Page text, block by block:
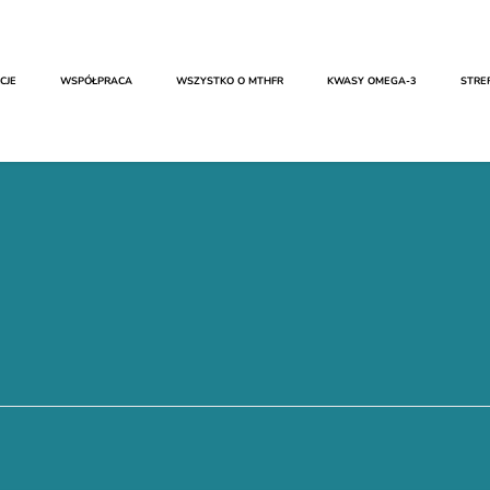
WSPÓŁPRACA WSZYSTKO O MTHFR​ KWASY OMEGA-3